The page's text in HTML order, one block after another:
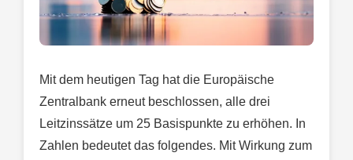
Mit dem heutigen Tag hat die Europäische
Zentralbank erneut beschlossen, alle drei
Leitzinssätze um 25 Basispunkte zu erhöhen. In
Zahlen bedeutet das folgendes. Mit Wirkung zum